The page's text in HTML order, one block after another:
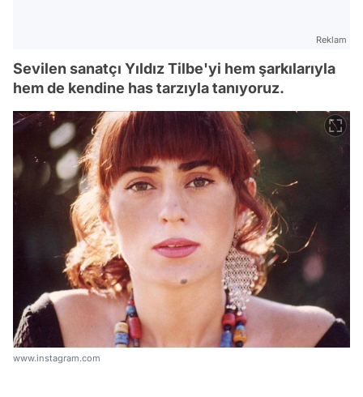
Reklam
Sevilen sanatçı Yıldız Tilbe'yi hem şarkılarıyla
hem de kendine has tarzıyla tanıyoruz.
www.instagram.com